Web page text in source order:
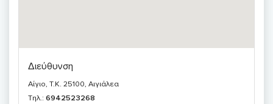
Διεύθυνση
Αίγιο, T.K. 25100, Αιγιάλεα
Τηλ.: 6942523268